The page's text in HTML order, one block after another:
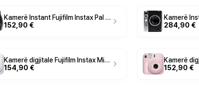
Kamerë Instant Fujifilm Instax Pal Gem – Zezë
152,90 €
284,90 €
Kamerë digjitale Fujifilm Instax Mini 12 – Bardhë
154,90 €
152,90 €